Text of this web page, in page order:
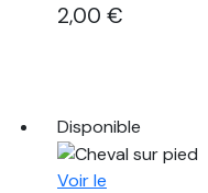
2,00 €
en
verre
fin
Disponible
Voir le